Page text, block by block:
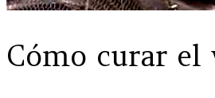
Cómo curar el